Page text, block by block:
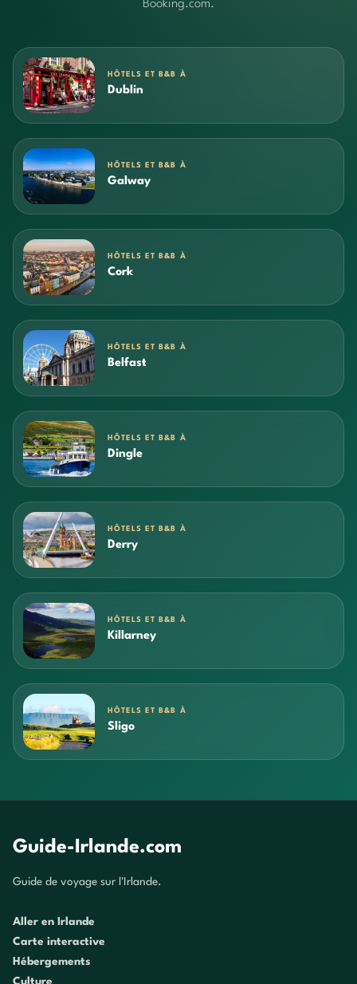
Booking.com.
HÔTELS ET B&B À
Dublin
HÔTELS ET B&B À
Galway
HÔTELS ET B&B À
Cork
HÔTELS ET B&B À
Belfast
HÔTELS ET B&B À
Dingle
HÔTELS ET B&B À
Derry
HÔTELS ET B&B À
Killarney
HÔTELS ET B&B À
Sligo
Guide-Irlande.com
Guide de voyage sur l'Irlande.
Aller en Irlande
Carte interactive
Hébergements
Culture